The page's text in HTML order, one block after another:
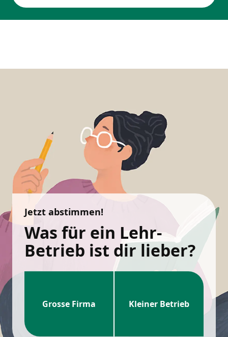
Jetzt abstimmen!
Was für ein Lehr-
Betrieb ist dir lieber?
Grosse Firma Kleiner Betrieb